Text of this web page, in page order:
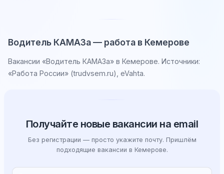
Водитель КАМАЗа — работа в Кемерове
Вакансии «Водитель КАМАЗа» в Кемерове. Источники:
«Работа России» (trudvsem.ru), eVahta.
Получайте новые вакансии на email
Без регистрации — просто укажите почту. Пришлём
подходящие вакансии в Кемерове.